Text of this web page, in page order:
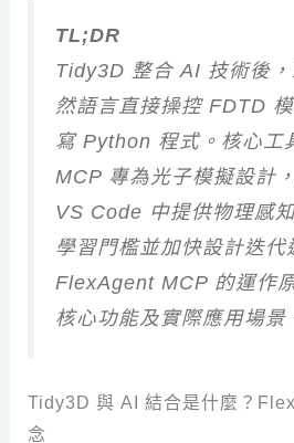
TL;DR
Tidy3D 整合 AI 技術後
然語言直接操控 FDTD
寫 Python 程式。核心工
MCP 專為光子模擬設計
VS Code 中提供物理感
學習門檻並加快設計迭代
FlexAgent MCP 的運作
核心功能及實際應用場景
Tidy3D 與 AI 結合是什麼？
念